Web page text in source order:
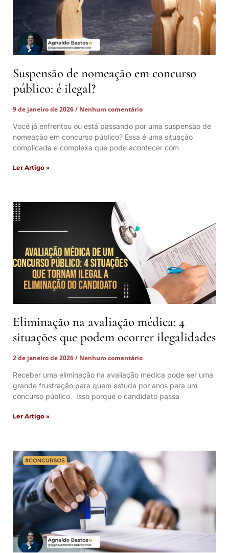
Suspensão de nomeação em concurso
público: é ilegal?
9 de janeiro de 2026
Nenhum comentário
Você já enfrentou ou está passando por uma suspensão de
nomeação em concurso público? Essa é uma situação
complicada e complexa que pode acontecer com
Ler Artigo »
Eliminação na avaliação médica: 4
situações que podem ocorrer ilegalidades
2 de janeiro de 2026
Nenhum comentário
Receber uma eliminação na avaliação médica pode ser uma
grande frustração para quem estuda por anos para um
concurso público. Isso porque o candidato passa
Ler Artigo »